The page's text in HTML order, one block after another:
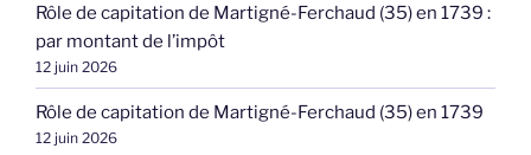
Rôle de capitation de Martigné-Ferchaud (35) en 1739 :
par montant de l’impôt
12 juin 2026
Rôle de capitation de Martigné-Ferchaud (35) en 1739
12 juin 2026